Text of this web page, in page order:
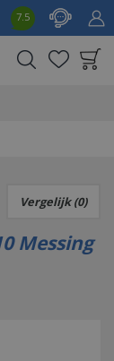
7.5
Vergelijk (0)
Messing